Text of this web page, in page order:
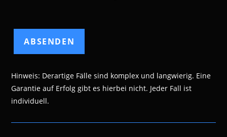
Hinweis: Derartige Fälle sind komplex und langwierig. Eine
Garantie auf Erfolg gibt es hierbei nicht. Jeder Fall ist
individuell.